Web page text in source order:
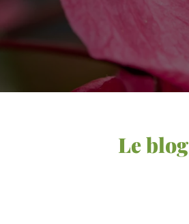
Le blog